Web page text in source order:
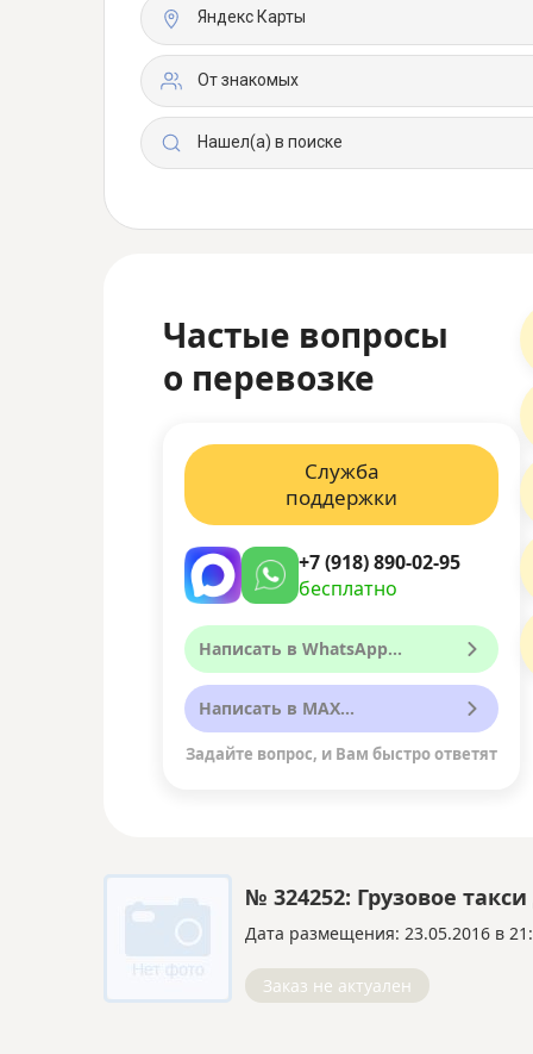
Яндекс Карты
От знакомых
Нашел(а) в поиске
Частые вопросы
о перевозке
Служба
поддержки
+7 (918) 890-02-95
бесплатно
Написать в WhatsApp...
Написать в MAX...
Задайте вопрос, и Вам быстро ответят
№ 324252: Грузовое
Дата размещения: 23.05.2016 в
Заказ не актуален